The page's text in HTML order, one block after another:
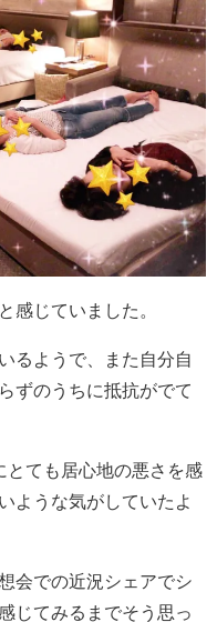
感じていました。
るようで、また自分自
ずのうちに抵抗がでて
とても居心地の悪さを感
ような気がしていたよ
会での近況シェアでシ
じてみるまでそう思っ